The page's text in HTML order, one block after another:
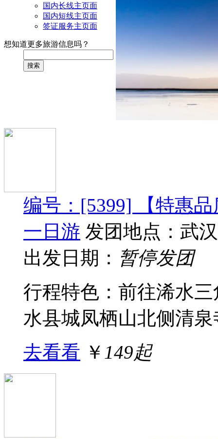
国内长线主页面
国内短线主页面
签证服务主页面
想知道更多旅游信息吗？
搜索
编号：[5399] 【特惠
一日游 发团地点：武
出发日期： 暂停发团
行程特色：前往浠水
水县城凤栖山北侧清
去看看 ￥ 149起